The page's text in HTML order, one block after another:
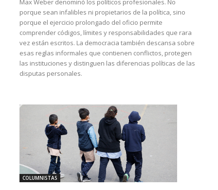
Max Weber denominó los políticos profesionales. No
porque sean infalibles ni propietarios de la política, sino
porque el ejercicio prolongado del oficio permite
comprender códigos, límites y responsabilidades que rara
vez están escritos. La democracia también descansa sobre
esas reglas informales que contienen conflictos, protegen
las instituciones y distinguen las diferencias políticas de las
disputas personales.
COLUMNISTAS